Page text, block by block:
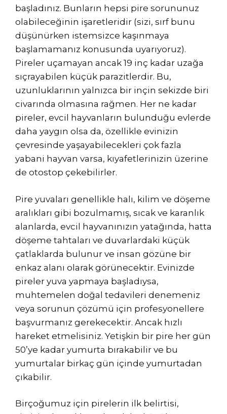
başladınız. Bunların hepsi pire sorununuz
olabileceğinin işaretleridir (sizi, sırf bunu
düşünürken istemsizce kaşınmaya
başlamamanız konusunda uyarıyoruz).
Pireler uçamayan ancak 19 inç kadar uzağa
sıçrayabilen küçük parazitlerdir. Bu,
uzunluklarının yalnızca bir inçin sekizde biri
civarında olmasına rağmen. Her ne kadar
pireler, evcil hayvanların bulunduğu evlerde
daha yaygın olsa da, özellikle evinizin
çevresinde yaşayabilecekleri çok fazla
yabani hayvan varsa, kıyafetlerinizin üzerine
de otostop çekebilirler.
Pire yuvaları genellikle halı, kilim ve döşeme
aralıkları gibi bozulmamış, sıcak ve karanlık
alanlarda, evcil hayvanınızın yatağında, hatta
döşeme tahtaları ve duvarlardaki küçük
çatlaklarda bulunur ve insan gözüne bir
enkaz alanı olarak görünecektir. Evinizde
pireler yuva yapmaya başladıysa,
muhtemelen doğal tedavileri denemeniz
veya sorunun çözümü için profesyonellere
başvurmanız gerekecektir. Ancak hızlı
hareket etmelisiniz. Yetişkin bir pire her gün
50’ye kadar yumurta bırakabilir ve bu
yumurtalar birkaç gün içinde yumurtadan
çıkabilir.
Birçoğumuz için pirelerin ilk belirtisi,